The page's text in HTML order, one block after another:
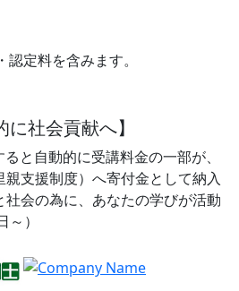
定料を含みます。
に社会貢献へ】
と自動的に受講料金の一部が、
支援制度）へ寄付金として納入
会の為に、あなたの学びが活動
）